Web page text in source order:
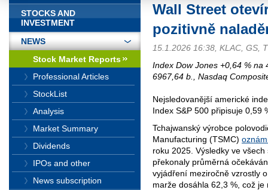
Wall Street
pozitivně
15.1.2026 16:38, KLAC, GS,
Index Dow Jones +0,64 % na
6967,64 b., Nasdaq
Nejsledovanější americké
Index S&P 500 připisuje 0,59
Tchajwanský výrobce
Manufacturing (TSMC)
roku 2025. Výsledky ve
překonaly průměrná
vyjádření meziročně vzrostly
marže dosáhla 62,3 %, což
STOCKS AND
INVESTMENT
NEWS
Stock Market Reports
Professional Articles
StockList
Analysis
Market Summary
Dividends
IPOs and other
News subscription